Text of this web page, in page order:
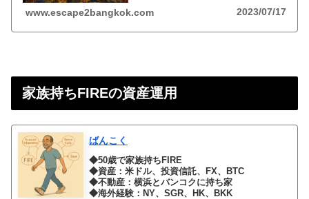
www.escape2bangkok.com 2023/07/17
家族持ちFIREの資産運用
ばんこく
◆50歳で家族持ちFIRE
◆資産：米ドル、投資信託、FX、BTC
◆不動産：横浜とバンコクに持ち家
◆海外経験：NY、SGR、HK、BKK